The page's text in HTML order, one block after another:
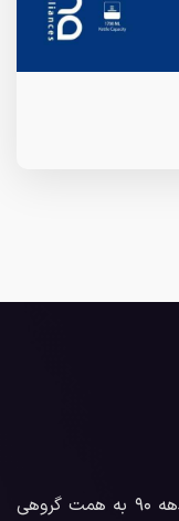
شرکت ایده آل نگار خاورمیانه در اواسط دهه ۹۰ به همت گروهی